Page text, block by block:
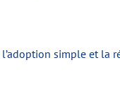
simple et la